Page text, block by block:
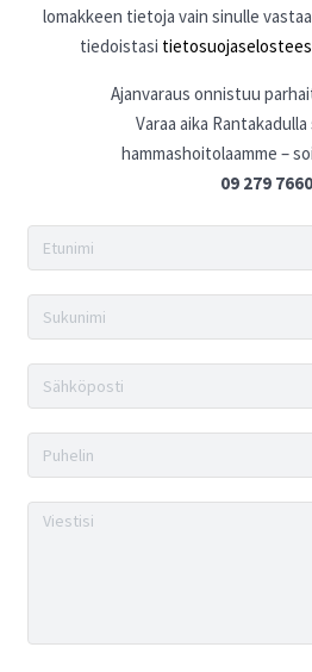
lomakkeen tietoja vain sinulle
tiedoistasi
Ajanvaraus onnistuu
Varaa aika
hammashoitolaamme –
09 279 7660